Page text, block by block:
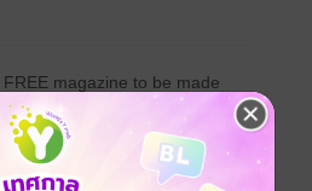
magazine to be made
is the free magazine that
and inspirational stories
of our readers.